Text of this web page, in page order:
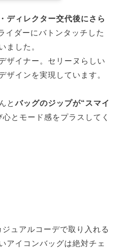
ディレクター交代後にさら
イダーにバトンタッチした
ました。
ザイナー。セリーヌらしい
ザインを実現しています。
とバッグのジップが“スマイ
とモード感をプラスしてく
ュアルコーデで取り入れる
アイコンバッグは絶対チェ